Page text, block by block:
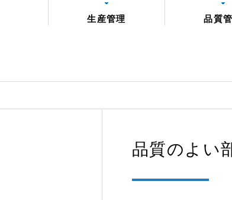
生産管理 品質
品質のよい